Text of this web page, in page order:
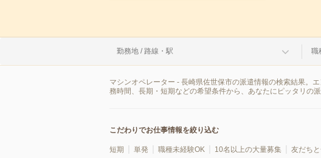
勤務地 / 路線・駅 職
マシンオペレーター - 長崎県佐世保市の派遣情報の検索結果。
務時間、長期・短期などの希望条件から、あなたにピッタリの
こだわりでお仕事情報を絞り込む
短期 単発 職種未経験OK 10名以上の大量募集 友だち